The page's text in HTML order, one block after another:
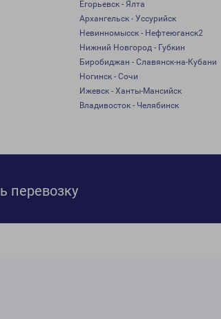
Егорьевск - Ялта
Архангельск - Уссурийск
Невинномысск - Нефтеюганск2
Нижний Новгород - Губкин
Биробиджан - Славянск-на-Кубани
Ногинск - Сочи
Ижевск - Ханты-Мансийск
Владивосток - Челябинск
перевозку